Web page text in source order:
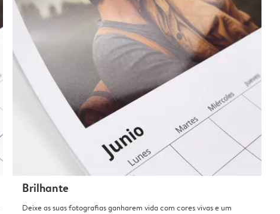
Brilhante
Deixe as suas fotografias ganharem vida com cores vivas e um